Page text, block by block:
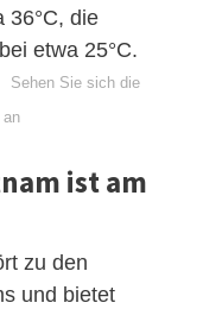
36°C, die
etwa 25°C.
Sehen Sie sich die
an
ist am
zu den
und bietet